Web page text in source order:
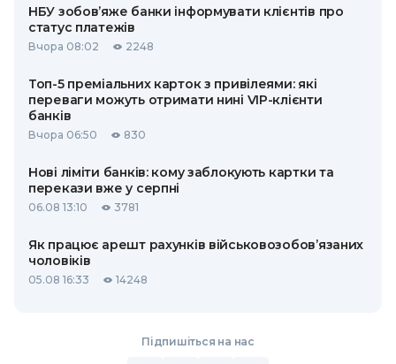
НБУ зобов’яже банки інформувати клієнтів про
статус платежів
Вчора 08:02 2248
Топ-5 преміальних карток з привілеями: які
переваги можуть отримати нині VIP-клієнти
банків
Вчора 06:50 830
Нові ліміти банків: кому заблокують картки та
перекази вже у серпні
06.08 13:10 3781
Як працює арешт рахунків військовозобов’язаних
чоловіків
05.08 16:33 14248
Підпишіться на нас